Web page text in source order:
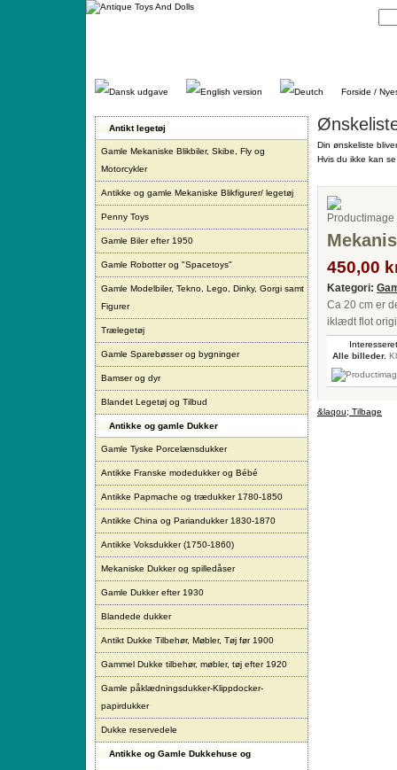
Gå
Forside /
Antikt legetøj
Gamle Mekaniske Blikbiler, Skibe, Fly og
Motorcykler
Antikke og gamle Mekaniske Blikfigurer/ legetøj
Penny Toys
Gamle Biler efter 1950
Gamle Robotter og "Spacetoys"
Gamle Modelbiler, Tekno, Lego, Dinky, Gorgi samt
Figurer
Trælegetøj
Gamle Sparebøsser og bygninger
Bamser og dyr
Blandet Legetøj og Tilbud
Antikke og gamle Dukker
Gamle Tyske Porcelænsdukker
Antikke Franske modedukker og Bébé
Antikke Papmache og trædukker 1780-1850
Antikke China og Pariandukker 1830-1870
Antikke Voksdukker (1750-1860)
Mekaniske Dukker og spilledåser
Gamle Dukker efter 1930
Blandede dukker
Antikt Dukke Tilbehør, Møbler, Tøj før 1900
Gammel Dukke tilbehør, møbler, tøj efter 1920
Gamle påklædningsdukker-Klippdocker-
papirdukker
Dukke reservedele
Antikke og Gamle Dukkehuse og
Din ønskeliste
Hvis du ikke kan
450,00
Kategori:
Ca 20 cm er
iklædt flot
Alle billeder.
&laqou; Tilbage